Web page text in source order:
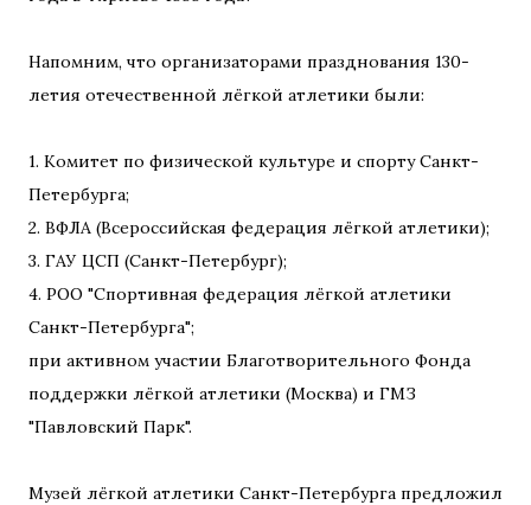
Напомним, что организаторами празднования 130-
летия отечественной лёгкой атлетики были:
1. Комитет по физической культуре и спорту Санкт-
Петербурга;
2. ВФЛА (Всероссийская федерация лёгкой атлетики);
3. ГАУ ЦСП (Санкт-Петербург);
4. РОО "Спортивная федерация лёгкой атлетики
Санкт-Петербурга";
при активном участии Благотворительного Фонда
поддержки лёгкой атлетики (Москва) и ГМЗ
"Павловский Парк".
Музей лёгкой атлетики Санкт-Петербурга предложил